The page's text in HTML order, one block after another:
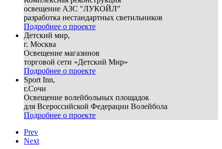
освещение АЗС "ЛУКОЙЛ"
разработка нестандартных светильников
Подробнее о проекте
Детский мир,
г. Москва
Освещение магазинов
торговой сети «Детский Мир»
Подробнее о проекте
Sport Inn,
г.Сочи
Освещение волейбольных площадок
для Всероссийской Федерации Волейбола
Подробнее о проекте
Prev
Next